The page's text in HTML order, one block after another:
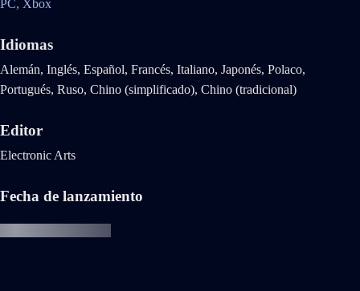
PC, Xbox
Idiomas
Alemán, Inglés, Español, Francés, Italiano, Japonés, Polaco,
Portugués, Ruso, Chino (simplificado), Chino (tradicional)
Editor
Electronic Arts
Fecha de lanzamiento